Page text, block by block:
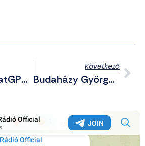
Teszt: A ChatGPT Szerint Zagyva Gyula MSZP-S Országgyűlési Képviselő, De Nem Ismerte Nicolas De Lamberterie-T Sem
Következő
Budaházy György Értékeli A Hunnia-Ügy Megismételt Első Másodfokú Tárgyalását